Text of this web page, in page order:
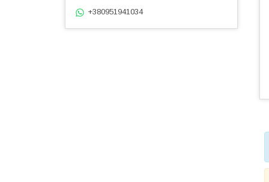
+380951941034